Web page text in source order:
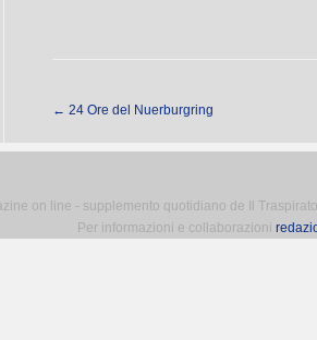
← 24 Ore del Nuerburgring
on line - supplemento quotidiano de Il
Per informazioni e collaborazioni